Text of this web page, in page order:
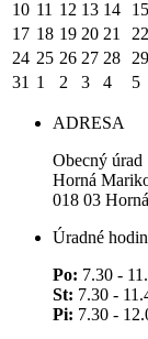
10 11 12 13 14 15
17 18 19 20 21 22
24 25 26 27 28 29
31 1 2 3 4 5
ADRESA
Obecný úrad
Horná
018 03
Úradné
Po: 7.30 -
St: 7.30 -
Pi: 7.30 -